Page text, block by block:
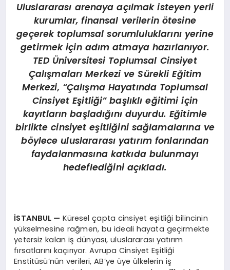
Uluslararası arenaya açılmak isteyen yerli
kurumlar, finansal verilerin ötesine
geçerek toplumsal sorumluluklarını yerine
getirmek için adım atmaya hazırlanıyor.
TED Üniversitesi Toplumsal Cinsiyet
Çalışmaları Merkezi ve Sürekli Eğitim
Merkezi, “Çalışma Hayatında Toplumsal
Cinsiyet Eşitliği” başlıklı eğitimi için
kayıtların başladığını duyurdu. Eğitimle
birlikte cinsiyet eşitliğini sağlamalarına ve
böylece uluslararası yatırım fonlarından
faydalanmasına katkıda bulunmayı
hedeflediğini açıkladı.
İSTANBUL — Küresel çapta cinsiyet eşitliği bilincinin
yükselmesine rağmen, bu ideali hayata geçirmekte
yetersiz kalan iş dünyası, uluslararası yatırım
fırsatlarını kaçırıyor. Avrupa Cinsiyet Eşitliği
Enstitüsü’nün verileri, AB’ye üyeülkelerin iş